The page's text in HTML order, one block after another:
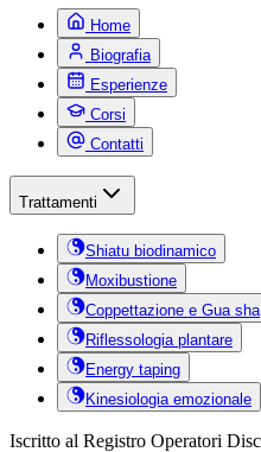
Home
Biografia
Esperienze
Corsi
Contatti
Trattamenti
Shiatu biodinamico
Moxibustione
Coppettazione e Gua sha
Riflessologia plantare
Energy taping
Kinesiologia emozionale
Iscritto al Registro Operatori